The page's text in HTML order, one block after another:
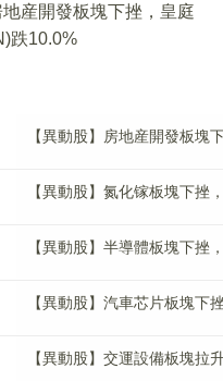
地産開發板塊下挫，皇庭
跌10.0%
【異動股】房地産開發板塊
【異動股】氮化镓板塊下挫
【異動股】半導體板塊下挫
【異動股】汽車芯片板塊下
【異動股】交運設備板塊拉